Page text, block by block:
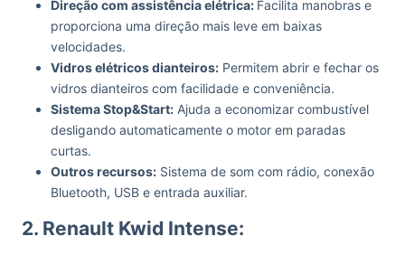
Direção com assistência elétrica: Facilita manobras e
proporciona uma direção mais leve em baixas
velocidades.
Vidros elétricos dianteiros: Permitem abrir e fechar os
vidros dianteiros com facilidade e conveniência.
Sistema Stop&Start: Ajuda a economizar combustível
desligando automaticamente o motor em paradas
curtas.
Outros recursos: Sistema de som com rádio, conexão
Bluetooth, USB e entrada auxiliar.
2. Renault Kwid Intense: